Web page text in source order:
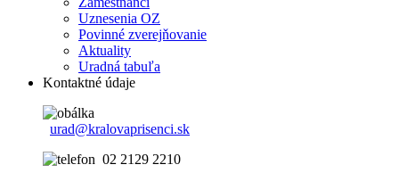
Uznesenia OZ
Povinné zverejňovanie
Aktuality
Uradná tabuľa
Kontaktné údaje
urad@kralovaprisenci.sk
02 2129 2210